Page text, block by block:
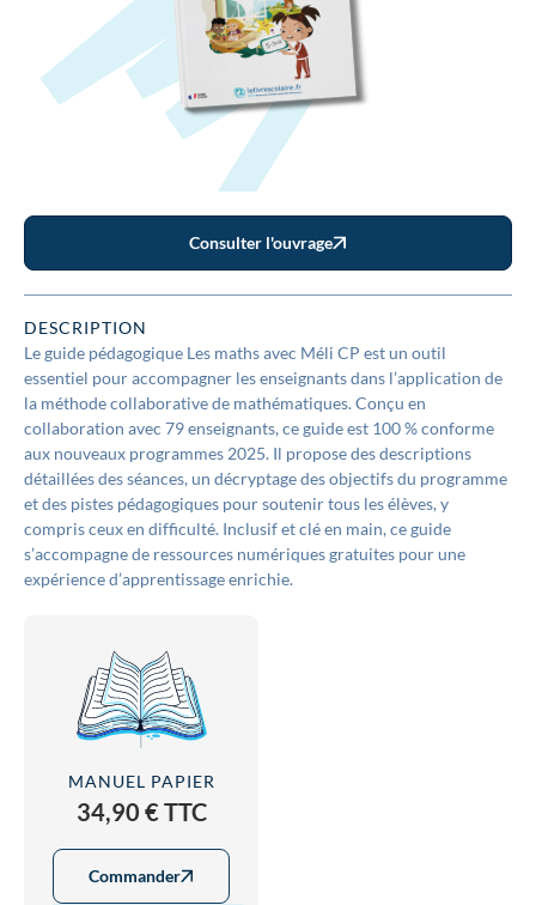
Consulter l'ouvrage
DESCRIPTION
Le guide pédagogique Les maths avec Méli CP est un outil
essentiel pour accompagner les enseignants dans l’application de
la méthode collaborative de mathématiques. Conçu en
collaboration avec 79 enseignants, ce guide est 100 % conforme
aux nouveaux programmes 2025. Il propose des descriptions
détaillées des séances, un décryptage des objectifs du programme
et des pistes pédagogiques pour soutenir tous les élèves, y
compris ceux en difficulté. Inclusif et clé en main, ce guide
s’accompagne de ressources numériques gratuites pour une
expérience d’apprentissage enrichie.
MANUEL PAPIER
34,90 € TTC
Commander